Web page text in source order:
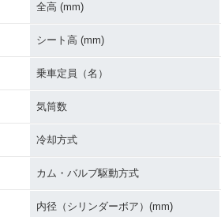
全高 (mm)
シート高 (mm)
乗車定員（名）
気筒数
冷却方式
カム・バルブ駆動方式
内径（シリンダーボア）(mm)